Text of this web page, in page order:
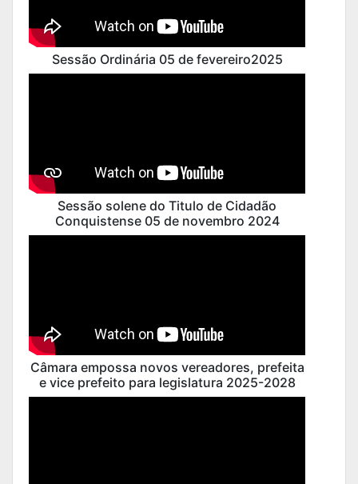
Sessão Ordinária 05 de fevereiro2025
Sessão solene do Titulo de Cidadão
Conquistense 05 de novembro 2024
Câmara empossa novos vereadores, prefeita
e vice prefeito para legislatura 2025-2028